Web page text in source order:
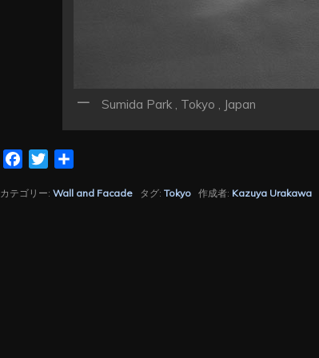
Sumida Park , Tokyo , Japan
FacebookTwitter
カテゴリー: Wall and Facade タグ: Tokyo 作成者: Kazuya Urakawa